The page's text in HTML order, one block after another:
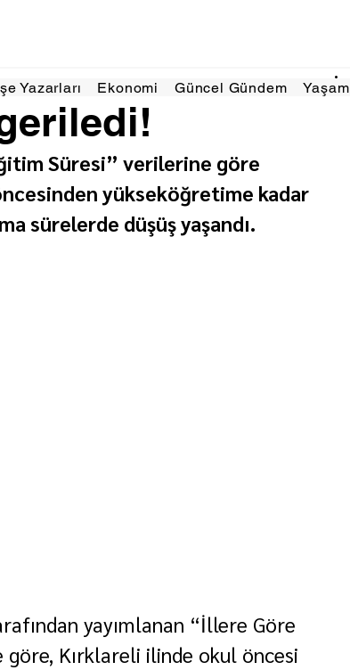
Yazarları Ekonomi Güncel Gündem Yaşam
Süresi” verilerine göre
yükseköğretime kadar
sürelerde düşüş yaşandı.
yayımlanan “İllere Göre
Kırklareli ilinde okul öncesi